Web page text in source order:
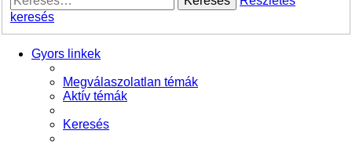
keresés
Gyors linkek
Megválaszolatlan témák
Aktív témák
Keresés